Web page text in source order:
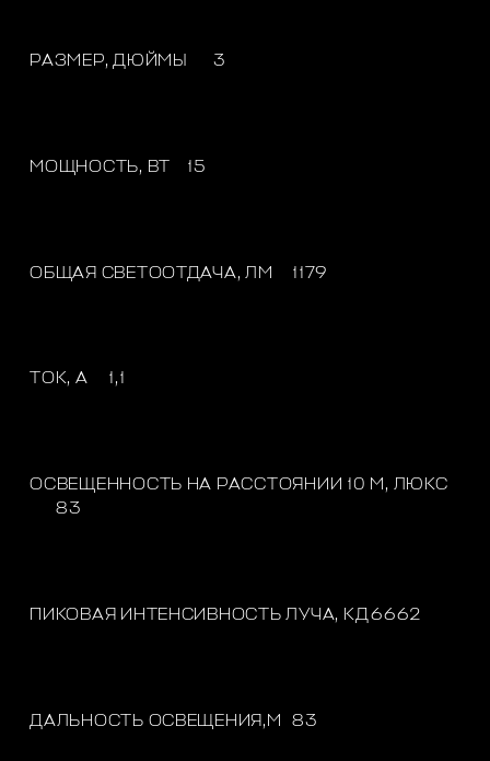
РАЗМЕР, ДЮЙМЫ 3
МОЩНОСТЬ, ВТ 15
ОБЩАЯ СВЕТООТДАЧА, ЛМ 1179
ТОК, A 1,1
ОСВЕЩЕННОСТЬ НА РАССТОЯНИИ 10 М, ЛЮКС
83
ПИКОВАЯ ИНТЕНСИВНОСТЬ ЛУЧА, КД6662
ДАЛЬНОСТЬ ОСВЕЩЕНИЯ,М 83